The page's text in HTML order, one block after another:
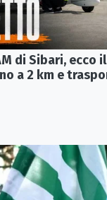
di Sibari, ecco
a 2 km e